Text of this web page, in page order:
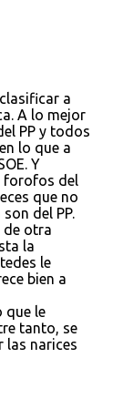
a
A lo mejor
PP y todos
lo que a
Y
forofos del
que no
del PP.
de otra
la
le
bien a
que le
tanto, se
las narices